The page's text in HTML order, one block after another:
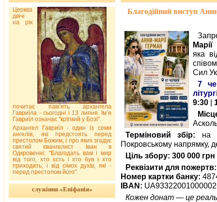
Благодійний виступ
яка
Сил
7
9:30 |
Терміновий збір: на
Покровському напрямку,
Ціль збору: 300 000 грн
Реквізити для пожертв:
Номер картки банку:
IBAN:
Кожен донат — це
Церква
двічі
на рік
почитає пам’ять архангела
Гавриїла - сьогодні і 13 липня. Ім’я
Гавриїл означає "кріпкий у Бозі".
Архангел Гавриїл - один із семи
ангелів, які предстоять перед
престолом Божим, і про яких згадує
святий євангелист Іван в
Одкровенні: "Благодать вам і мир
від того, хто єсть і хто був і хто
приходить; і від сімох духів, які -
перед престолом його".
служіння «Епіфанія»